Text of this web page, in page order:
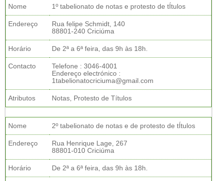
Nome 1º tabelionato de notas e protesto de tÍtulos
Endereço
Rua felipe Schmidt, 140
88801-240 Criciúma
Horário De 2ª a 6ª feira, das 9h às 18h.
Contacto
Telefone : 3046-4001
Endereço electrónico :
1tabelionatocriciuma@gmail.com
Atributos Notas, Protesto de Títulos
Nome 2º tabelionato de notas e de protesto de tÍtulos
Endereço
Rua Henrique Lage, 267
88801-010 Criciúma
Horário De 2ª a 6ª feira, das 9h às 18h.